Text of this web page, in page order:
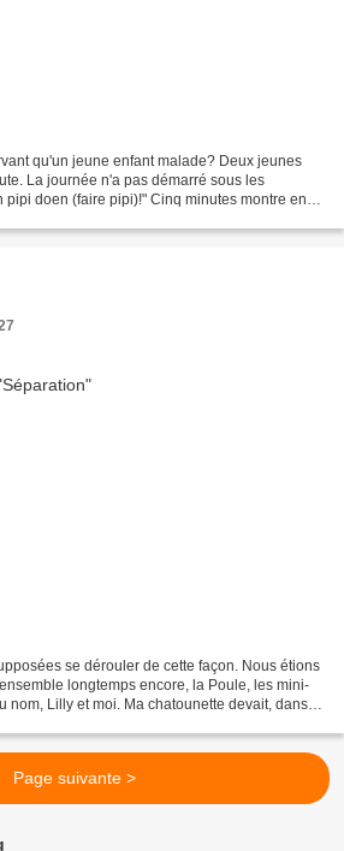
qu'un jeune enfant malade? Deux jeunes
La journée n'a pas démarré sous les
pipi doen (faire pipi)!" Cinq minutes montre en
se dérouler de cette façon. Nous étions
longtemps encore, la Poule, les mini-
nom, Lilly et moi. Ma chatounette devait, dans
Page suivante >